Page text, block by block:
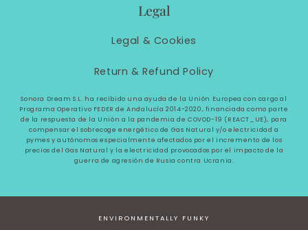
Legal
Legal & Cookies
Return & Refund Policy
Sonora Dream S.L. ha recibido una ayuda de la Unión Europea con cargo al
Programa Operativo FEDER de Andalucía 2014-2020, financiada como parte
de la respuesta de la Unión a la pandemia de COVOD-19 (REACT_UE), para
compensar el sobrecoge energético de Gas Natural y/o electricidad a
pymes y autónomos especialmente afectados por el incremento de los
precios del Gas Natural y la electricidad provocados por el impacto de la
guerra de agresión de Rusia contra Ucrania.
ENVIRONMENTALLY FUNKY